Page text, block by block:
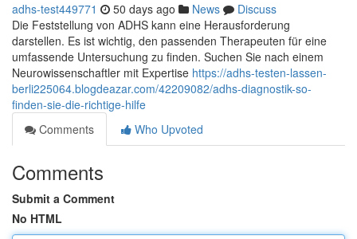
adhs-test449771 50 days ago News
Discuss
Die Feststellung von ADHS kann eine Herausforderung
darstellen. Es ist wichtig, den passenden Therapeuten für eine
umfassende Untersuchung zu finden. Suchen Sie nach einem
Neurowissenschaftler mit Expertise https://adhs-testen-lassen-
berli225064.blogdeazar.com/42209082/adhs-diagnostik-so-
finden-sie-die-richtige-hilfe
Comments
Who Upvoted
Comments
Submit a Comment
No HTML